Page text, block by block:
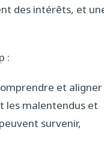
des intérêts, et
:
et aligner
les malentendus et
survenir,